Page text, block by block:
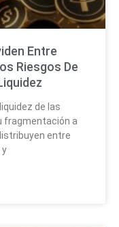
Entre
Riesgos De
de las
fragmentación a
entre
y